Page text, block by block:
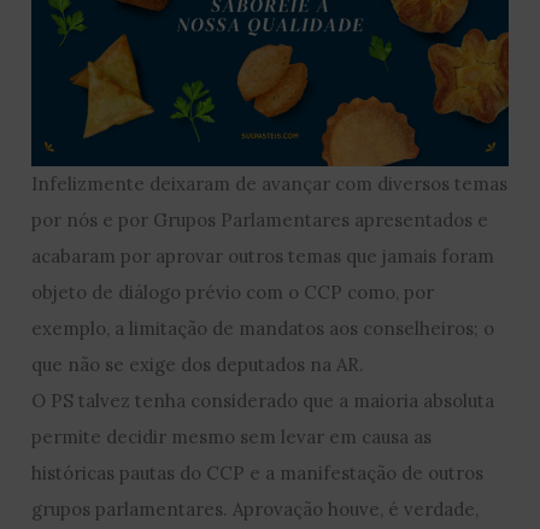
Infelizmente deixaram de avançar com diversos temas
por nós e por Grupos Parlamentares apresentados e
acabaram por aprovar outros temas que jamais foram
objeto de diálogo prévio com o CCP como, por
exemplo, a limitação de mandatos aos conselheiros; o
que não se exige dos deputados na AR.
O PS talvez tenha considerado que a maioria absoluta
permite decidir mesmo sem levar em causa as
históricas pautas do CCP e a manifestação de outros
grupos parlamentares. Aprovação houve, é verdade,